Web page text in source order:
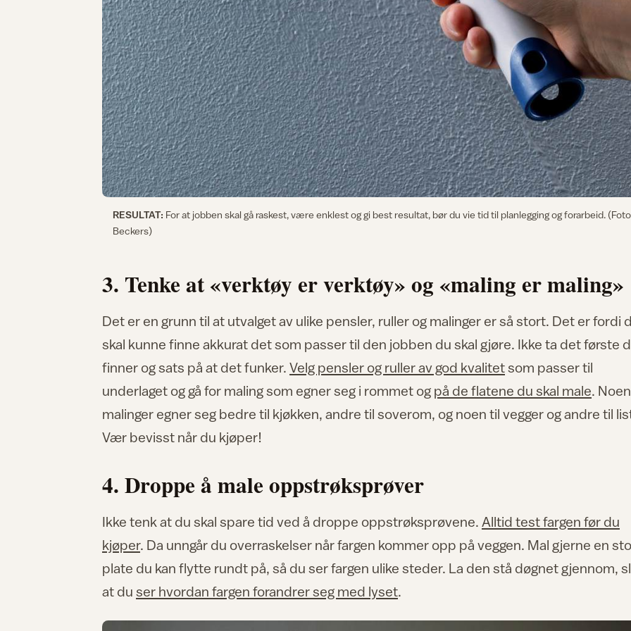
RESULTAT: For at jobben skal gå raskest, være enklest og gi best resultat, bør du vie tid til planlegging og forarbeid.
Beckers)
3. Tenke at «verktøy er verktøy» og «maling er maling»
Det er en grunn til at utvalget av ulike pensler, ruller og malinger er så stort. Det er fordi
skal kunne finne akkurat det som passer til den jobben du skal gjøre. Ikke ta det første
finner og sats på at det funker. Velg pensler og ruller av god kvalitetsom passer til
underlaget og gå for maling som egner seg i rommet og på de flatene du skal male. Noen
malinger egner seg bedre til kjøkken, andre til soverom, og noen til vegger og andre til
Vær bevisst når du kjøper!
4. Droppe å male oppstrøksprøver
Ikke tenk at du skal spare tid ved å droppe oppstrøksprøvene. Alltid test fargen før du
kjøper. Da unngår du overraskelser når fargen kommer opp på veggen. Mal gjerne en
plate du kan flytte rundt på, så du ser fargen ulike steder. La den stå døgnet gjennom,
at du ser hvordan fargen forandrer seg med lyset.